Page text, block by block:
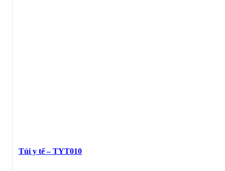
Túi y tế – TYT010